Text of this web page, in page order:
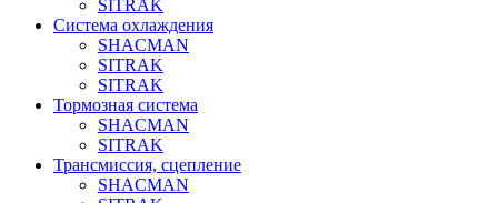
SITRAK
Система охлаждения
SHACMAN
SITRAK
SITRAK
Тормозная система
SHACMAN
SITRAK
Трансмиссия, сцепление
SHACMAN